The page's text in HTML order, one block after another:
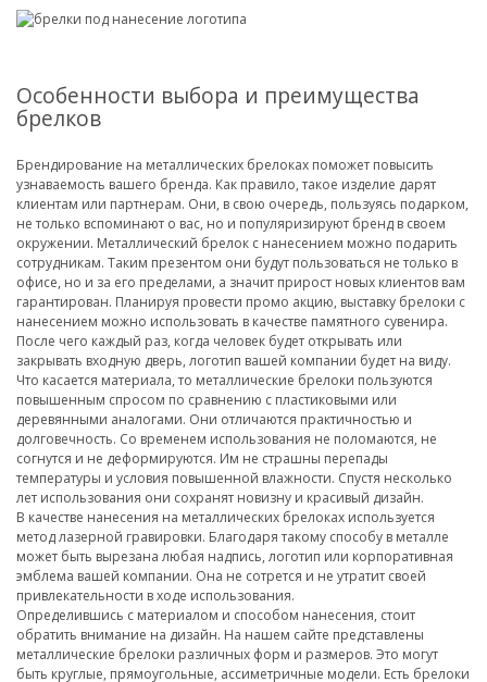
Особенности выбора и преимущества
брелков
Брендирование на металлических брелоках поможет повысить
узнаваемость вашего бренда. Как правило, такое изделие дарят
клиентам или партнерам. Они, в свою очередь, пользуясь подарком,
не только вспоминают о вас, но и популяризируют бренд в своем
окружении. Металлический брелок с нанесением можно подарить
сотрудникам. Таким презентом они будут пользоваться не только в
офисе, но и за его пределами, а значит прирост новых клиентов вам
гарантирован. Планируя провести промо акцию, выставку брелоки с
нанесением можно использовать в качестве памятного сувенира.
После чего каждый раз, когда человек будет открывать или
закрывать входную дверь, логотип вашей компании будет на виду.
Что касается материала, то металлические брелоки пользуются
повышенным спросом по сравнению с пластиковыми или
деревянными аналогами. Они отличаются практичностью и
долговечность. Со временем использования не поломаются, не
согнутся и не деформируются. Им не страшны перепады
температуры и условия повышенной влажности. Спустя несколько
лет использования они сохранят новизну и красивый дизайн.
В качестве нанесения на металлических брелоках используется
метод лазерной гравировки. Благодаря такому способу в металле
может быть вырезана любая надпись, логотип или корпоративная
эмблема вашей компании. Она не сотрется и не утратит своей
привлекательности в ходе использования.
Определившись с материалом и способом нанесения, стоит
обратить внимание на дизайн. На нашем сайте представлены
металлические брелоки различных форм и размеров. Это могут
быть круглые, прямоугольные, ассиметричные модели. Есть брелоки